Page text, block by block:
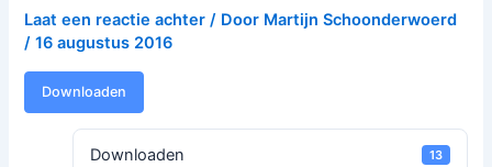
Laat een reactie achter / Door Martijn Schoonderwoerd
/16 augustus 2016
Downloaden
Downloaden 13